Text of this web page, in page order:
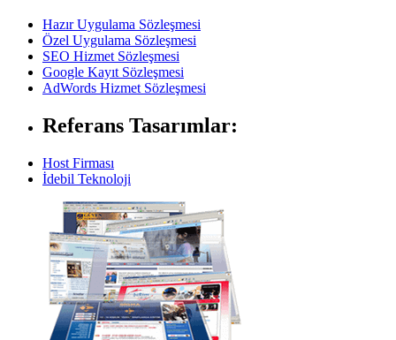
Hazır Uygulama Sözleşmesi
Özel Uygulama Sözleşmesi
SEO Hizmet Sözleşmesi
Google Kayıt Sözleşmesi
AdWords Hizmet Sözleşmesi
Referans Tasarımlar:
Host Firması
İdebil Teknoloji